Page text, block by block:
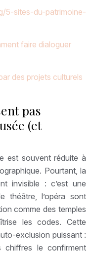
5-sites-du-patrimoine-
faire dialoguer
des projets culturels
pas
(et
est souvent réduite à
Pourtant, la
invisible : c’est une
théâtre, l’opéra sont
comme des temples
les codes. Cette
exclusion puissant :
le confirment